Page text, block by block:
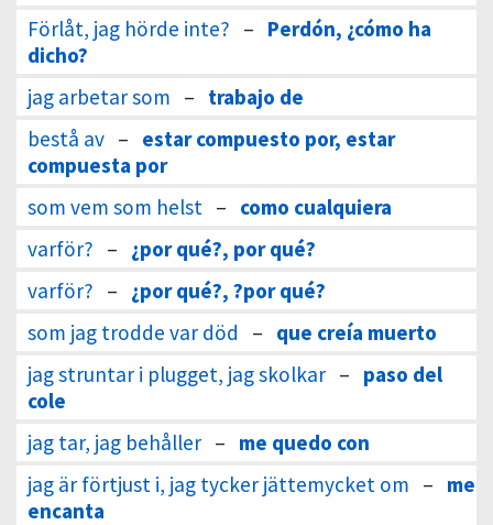
Förlåt, jag hörde inte? – Perdón, ¿cómo ha
dicho?
jag arbetar som – trabajo de
bestå av – estar compuesto por, estar
compuesta por
som vem som helst – como cualquiera
varför? – ¿por qué?, por qué?
varför? – ¿por qué?, ?por qué?
som jag trodde var död
– que creía muerto
jag struntar i plugget, jag skolkar – paso del
cole
jag tar, jag behåller – me quedo con
jag är förtjust i, jag tycker jättemycket om – me
encanta